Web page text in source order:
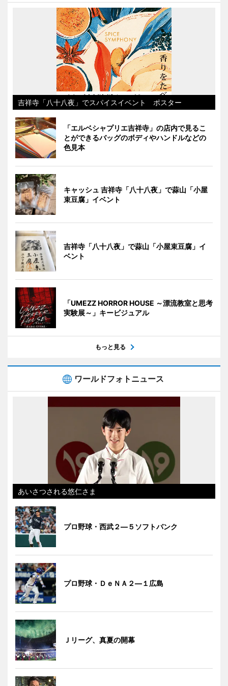
吉祥寺「八十八夜」でスパイスイベント ポスター
「エルベシャプリエ吉祥寺」の店内で見るこ
とができるバッグのボディやハンドルなどの
色見本
キャッシュ 吉祥寺「八十八夜」で蒜山「小屋
束豆腐」イベント
吉祥寺「八十八夜」で蒜山「小屋束豆腐」イ
ベント
「UMEZZ HORROR HOUSE ～漂流教室と思考
実験展～」キービジュアル
もっと見る
ワールドフォトニュース
あいさつされる悠仁さま
プロ野球・西武２―５ソフトバンク
プロ野球・ＤｅＮＡ２―１広島
Ｊリーグ、真夏の開幕